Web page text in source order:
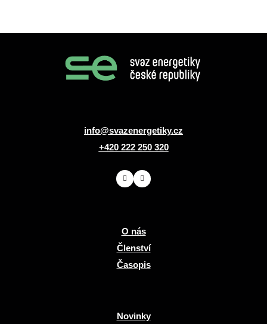
info@svazenergetiky.cz
+420 222 250 320
O nás
Členství
Časopis
Novinky